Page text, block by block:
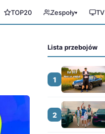
TOP20 Zespoły▾ TV
Lista przebojów
1
2